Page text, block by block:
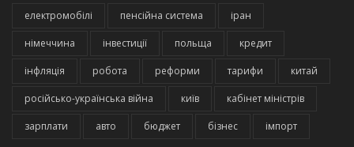
електромобілі пенсійна система іран
німеччина інвестиції польща кредит
інфляція робота реформи тарифи китай
російсько-українська війна київ кабінет міністрів
зарплати авто бюджет бізнес імпорт